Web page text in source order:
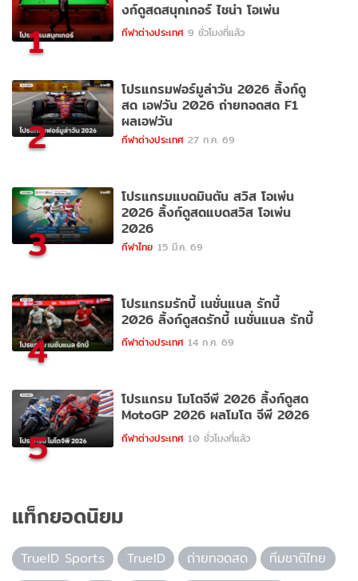
1
งก์ดูสดสนุกเกอร์ ไชน่า โอเพ่น
กีฬาต่างประเทศ 9 ชั่วโมงที่แล้ว
2
โปรแกรมฟอร์มูล่าวัน 2026 ลิ้งก์ดู
สด เอฟวัน 2026 ถ่ายทอดสด F1
ผลเอฟวัน
กีฬาต่างประเทศ 27 ก.ค. 69
3
โปรแกรมแบดมินตัน สวิส โอเพ่น
2026 ลิ้งก์ดูสดแบดสวิส โอเพ่น
2026
กีฬาไทย 15 มี.ค. 69
4
โปรแกรมรักบี้ เนชั่นแนล รักบี้
2026 ลิ้งก์ดูสดรักบี้ เนชั่นแนล รักบี้
กีฬาต่างประเทศ 14 ก.ค. 69
5
โปรแกรม โมโตจีพี 2026 ลิ้งก์ดูสด
MotoGP 2026 ผลโมโต จีพี 2026
กีฬาต่างประเทศ 10 ชั่วโมงที่แล้ว
แท็กยอดนิยม
TrueID Sports TrueID ถ่ายทอดสด
ทีมชาติไทย